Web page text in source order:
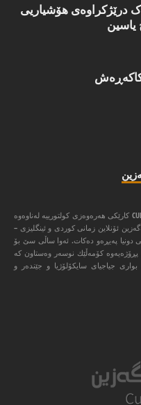
درێژکراوەی هۆشیاریی
كولتور مه‌گه‌زین وه‌ك به‌شی كوردی CULTURE PROJECT كارێكی هه‌ره‌وه‌زی كولتورییه‌ له‌ناوه‌وه‌
ئۆنلاین زمانی كوردی و ئینگلیزی –
دونیا په‌یڕه‌و ده‌كات. ئه‌وا ‌ساڵی سێ بۆ
پڕۆژه‌یه‌وه‌ كۆمه‌ڵێك نوسه‌ر وه‌ستاون كه‌
جیاجیای سایكۆلۆژیا و جێنده‌ر و